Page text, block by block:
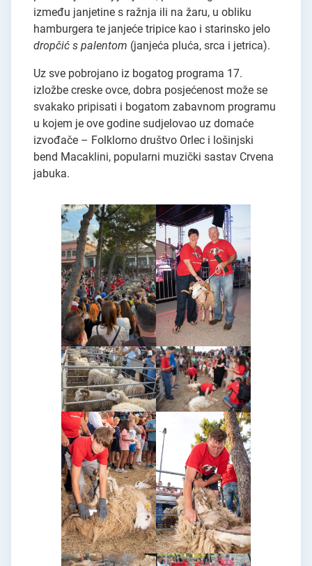
između janjetine s ražnja ili na žaru, u obliku
hamburgera te janjeće tripice kao i starinsko jelo
dropčić s palentom (janjeća pluća, srca i jetrica).
Uz sve pobrojano iz bogatog programa 17.
izložbe creske ovce, dobra posjećenost može se
svakako pripisati i bogatom zabavnom programu
u kojem je ove godine sudjelovao uz domaće
izvođače – Folklorno društvo Orlec i lošinjski
bend Macaklini, popularni muzički sastav Crvena
jabuka.